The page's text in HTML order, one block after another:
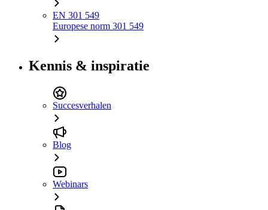
EN 301 549
Europese norm 301 549
Kennis & inspiratie
Succesverhalen
Blog
Webinars